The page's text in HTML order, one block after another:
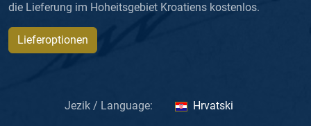
die Lieferung im Hoheitsgebiet Kroatiens kostenlos.
Lieferoptionen
Jezik / Language: Hrvatski